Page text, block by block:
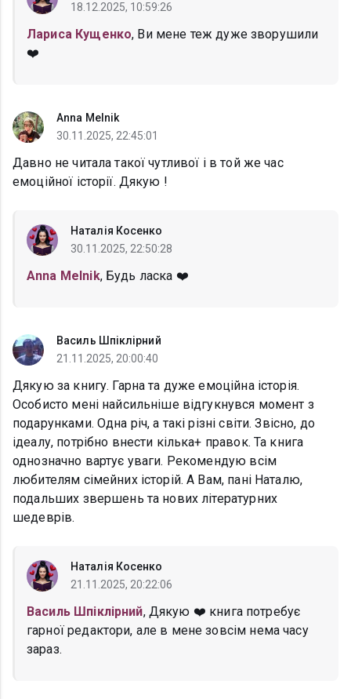
18.12.2025, 10:59:26
Лариса Кущенко, Ви мене теж дуже зворушили
❤️
Anna Melnik
30.11.2025, 22:45:01
Давно не читала такої чутливої і в той же час
емоційної історії. Дякую !
Наталія Косенко
30.11.2025, 22:50:28
Anna Melnik, Будь ласка ❤️
Василь Шпіклірний
21.11.2025, 20:00:40
Дякую за книгу. Гарна та дуже емоційна історія.
Особисто мені найсильніше відгукнувся момент з
подарунками. Одна річ, а такі різні світи. Звісно, до
ідеалу, потрібно внести кілька+ правок. Та книга
однозначно вартує уваги. Рекомендую всім
любителям сімейних історій. А Вам, пані Наталю,
подальших звершень та нових літературних
шедеврів.
Наталія Косенко
21.11.2025, 20:22:06
Василь Шпіклірний, Дякую ❤️ книга потребує
гарної редактори, але в мене зовсім нема часу
зараз.